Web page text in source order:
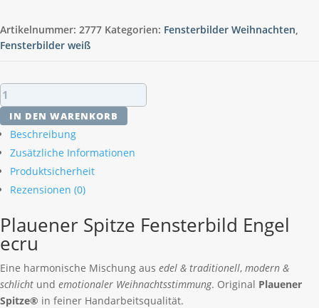
Artikelnummer: 2777 Kategorien: Fensterbilder Weihnachten,
Fensterbilder weiß
Plauener
Spitze
Fensterbild
Engel
ecru
Menge
IN DEN WARENKORB
Beschreibung
Zusätzliche Informationen
Produktsicherheit
Rezensionen (0)
Plauener Spitze Fensterbild Engel
ecru
Eine harmonische Mischung aus edel & traditionell, modern &
schlicht und emotionaler Weihnachtsstimmung. Original Plauener
Spitze® in feiner Handarbeitsqualität.